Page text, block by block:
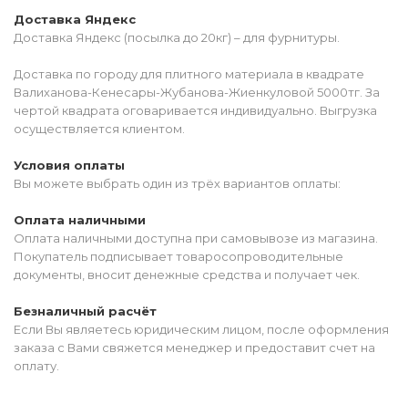
Доставка Яндекс
Доставка Яндекс (посылка до 20кг) – для фурнитуры.
Доставка по городу для плитного материала в квадрате
Валиханова-Кенесары-Жубанова-Жиенкуловой 5000тг. За
чертой квадрата оговаривается индивидуально. Выгрузка
осуществляется клиентом.
Условия оплаты
Вы можете выбрать один из трёх вариантов оплаты:
Оплата наличными
Оплата наличными доступна при самовывозе из магазина.
Покупатель подписывает товаросопроводительные
документы, вносит денежные средства и получает чек.
Безналичный расчёт
Если Вы являетесь юридическим лицом, после оформления
заказа с Вами свяжется менеджер и предоставит счет на
оплату.